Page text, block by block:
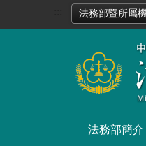
法務部暨所屬
法務部簡介